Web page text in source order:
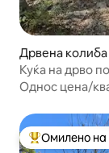
Дрвена колиба
Куќа на дрво
Базен Џакузи
Однос цена/
МеѓуОмилено на